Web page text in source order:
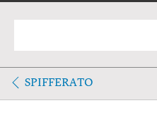
SPIFFERATO